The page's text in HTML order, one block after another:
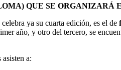
QUE SE ORGANIZARÁ
ya su cuarta edición, es el de
año, y otro del tercero, se
a: